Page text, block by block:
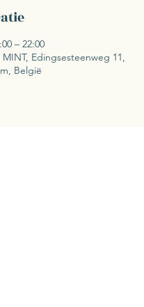
– 22:00
Edingsesteenweg 11,
België